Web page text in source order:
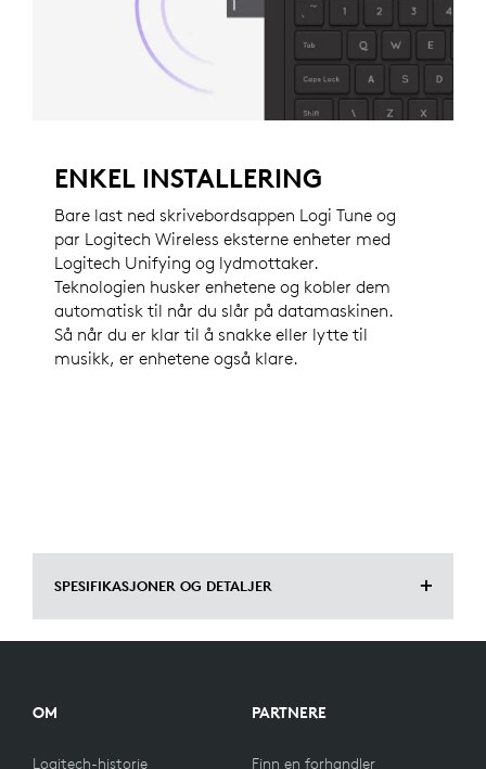
ENKEL INSTALLERING
Bare last ned skrivebordsappen Logi Tune og
par Logitech Wireless eksterne enheter med
Logitech Unifying og lydmottaker.
Teknologien husker enhetene og kobler dem
automatisk til når du slår på datamaskinen.
Så når du er klar til å snakke eller lytte til
musikk, er enhetene også klare.
SPESIFIKASJONER OG DETALJER
Bredde: 16.2 mm
OM
Logitech-historie
PARTNERE
Finn en forhandler